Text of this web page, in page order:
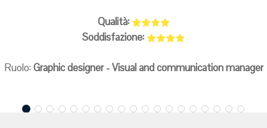
Qualità:
Soddisfazione:
Ruolo: Graphic designer - Visual and communication manager